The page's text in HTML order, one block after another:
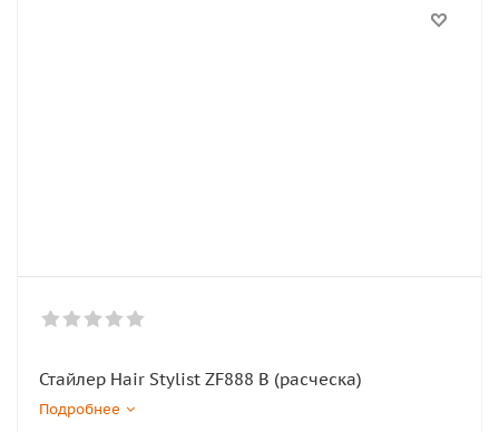
Стайлер Hair Stylist ZF888 B (расческа)
Подробнее